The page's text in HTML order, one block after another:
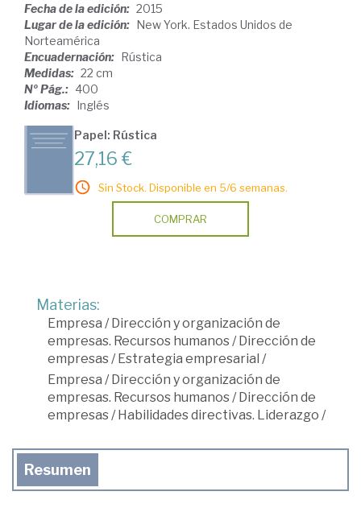
Fecha de la edición: 2015
Lugar de la edición: New York. Estados Unidos de
Norteamérica
Encuadernación: Rústica
Medidas: 22 cm
Nº Pág.: 400
Idiomas: Inglés
Papel: Rústica
27,16 €
Sin Stock. Disponible en 5/6 semanas.
COMPRAR
Materias:
Empresa /Dirección y organización de
empresas. Recursos humanos /Dirección de
empresas /Estrategia empresarial /
Empresa /Dirección y organización de
empresas. Recursos humanos /Dirección de
empresas /Habilidades directivas. Liderazgo /
Resumen